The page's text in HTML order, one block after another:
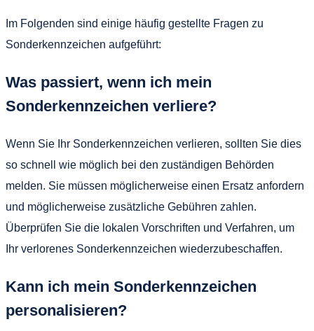
Im Folgenden sind einige häufig gestellte Fragen zu
Sonderkennzeichen aufgeführt:
Was passiert, wenn ich mein
Sonderkennzeichen verliere?
Wenn Sie Ihr Sonderkennzeichen verlieren, sollten Sie dies
so schnell wie möglich bei den zuständigen Behörden
melden. Sie müssen möglicherweise einen Ersatz anfordern
und möglicherweise zusätzliche Gebühren zahlen.
Überprüfen Sie die lokalen Vorschriften und Verfahren, um
Ihr verlorenes Sonderkennzeichen wiederzubeschaffen.
Kann ich mein Sonderkennzeichen
personalisieren?